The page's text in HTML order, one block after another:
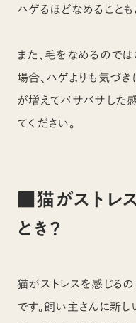
ハゲるほどなめることも
また、毛をなめるのでは
場合、ハゲよりも気づ
が増えてバサバサした
てください。
■猫がストレ
とき？
猫がストレスを感じるの
です。飼い主さんに新し